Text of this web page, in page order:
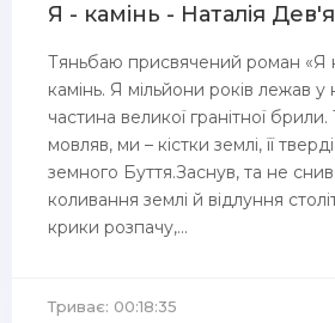
Я - камінь - Наталія
Тяньбаю присвячений роман «Я
камінь. Я мільйони років лежав у
частина великої гранітної
мовляв, ми – кістки землі, її
земного Буття.Заснув, та не
коливання землі й відлуння
крики розпачу,...
Триває: 00:18:35